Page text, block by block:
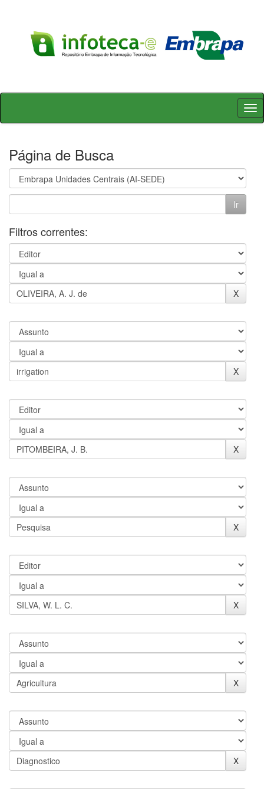
Skip
Página de Busca
Filtros correntes: